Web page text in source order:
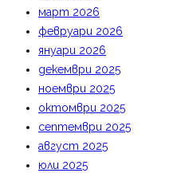
март 2026
февруари 2026
януари 2026
декември 2025
ноември 2025
октомври 2025
септември 2025
август 2025
юли 2025